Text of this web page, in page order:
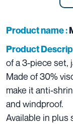
Product name :
Product
of a 3-piece set,
Made of 30%
make it anti-
and windproof.
Available in plus